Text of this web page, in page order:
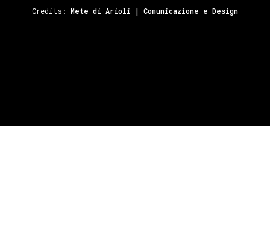
Credits: Mete di Arioli | Comunicazione e Design